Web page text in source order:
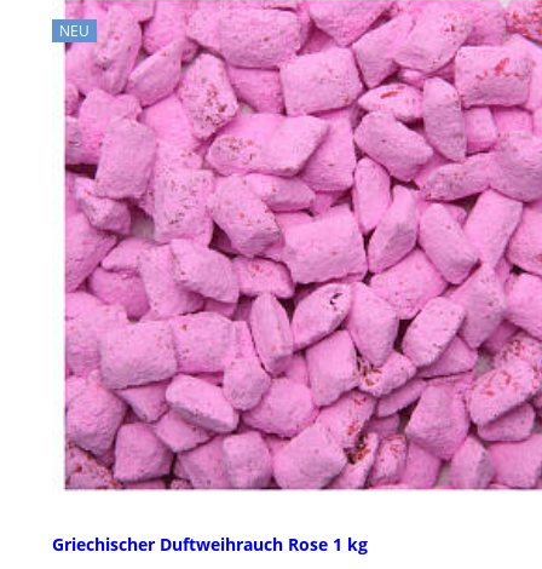
NEU
Griechischer Duftweihrauch Rose 1 kg